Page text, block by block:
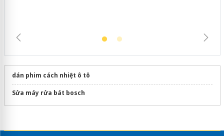
dán phim cách nhiệt ô tô
Sửa máy rửa bát bosch